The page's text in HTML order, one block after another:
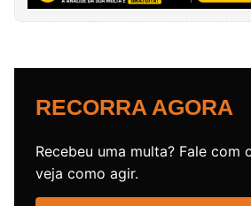
RECORRA AGORA
Recebeu uma multa? Fale com
veja como agir.